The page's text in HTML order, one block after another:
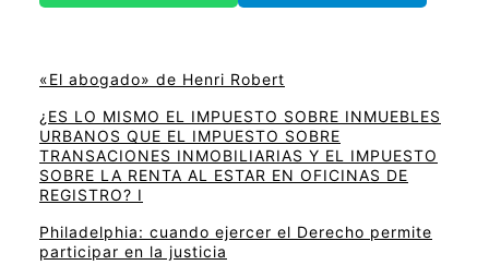
«El abogado» de Henri Robert
¿ES LO MISMO EL IMPUESTO SOBRE INMUEBLES
URBANOS QUE EL IMPUESTO SOBRE
TRANSACIONES INMOBILIARIAS Y EL IMPUESTO
SOBRE LA RENTA AL ESTAR EN OFICINAS DE
REGISTRO? I
Philadelphia: cuando ejercer el Derecho permite
participar en la justicia